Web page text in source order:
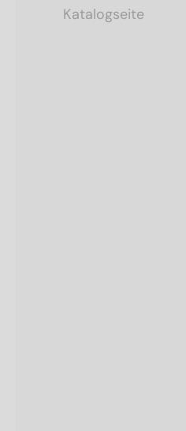
Katalogseite